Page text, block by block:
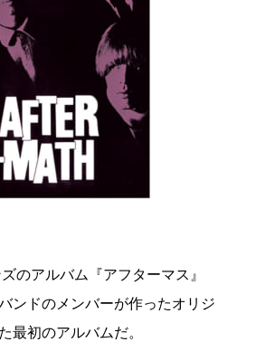
のアルバム『アフターマス』
ンドのメンバーが作ったオリジ
最初のアルバムだ。